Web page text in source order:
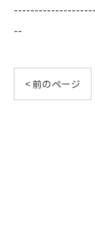
--
< 前のページ